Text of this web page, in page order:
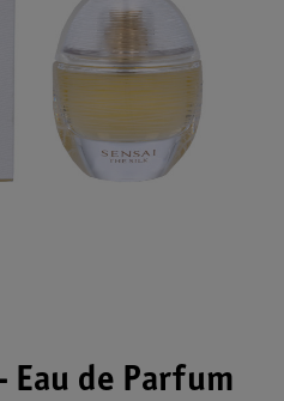
Eau de Parfum